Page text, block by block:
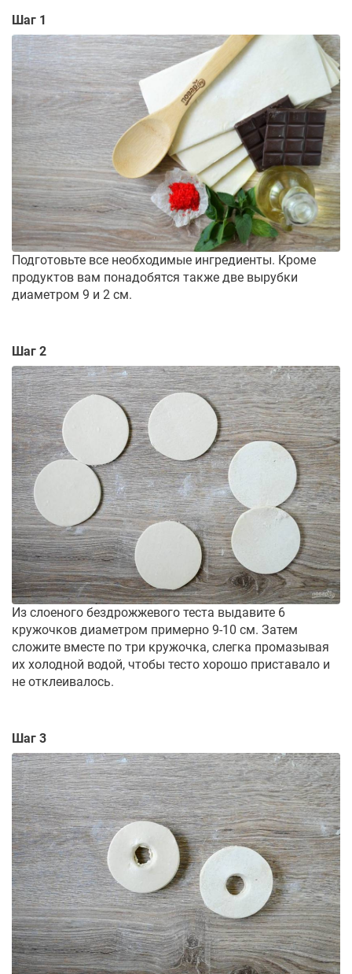
Шаг 1
Подготовьте все необходимые ингредиенты. Кроме
продуктов вам понадобятся также две вырубки
диаметром 9 и 2 см.
Шаг 2
Из слоеного бездрожжевого теста выдавите 6
кружочков диаметром примерно 9-10 см. Затем
сложите вместе по три кружочка, слегка промазывая
их холодной водой, чтобы тесто хорошо приставало и
не отклеивалось.
Шаг 3